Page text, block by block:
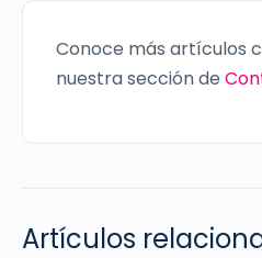
Conoce más artículos
nuestra sección de
Artículos